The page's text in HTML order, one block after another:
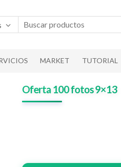
MARKET TUTORIAL
Oferta 100 fotos 9×13